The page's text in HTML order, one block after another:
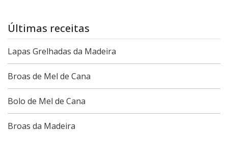
Últimas receitas
Lapas Grelhadas da Madeira
Broas de Mel de Cana
Bolo de Mel de Cana
Broas da Madeira